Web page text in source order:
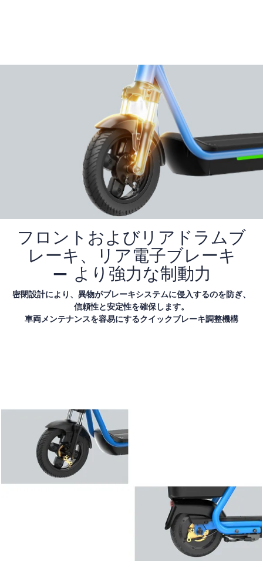
フロントおよびリアドラムブ
レーキ、リア電子ブレーキ
— より強力な制動力
密閉設計により、異物がブレーキシステムに侵入するのを防ぎ、
信頼性と安定性を確保します。
車両メンテナンスを容易にするクイックブレーキ調整機構